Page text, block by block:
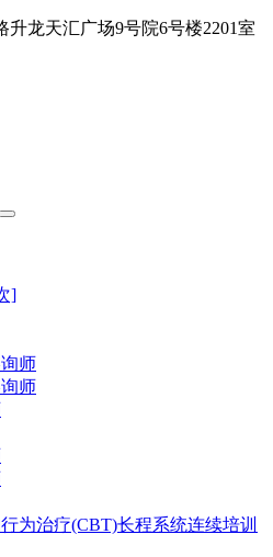
升龙天汇广场9号院6号楼2201室
]
师
师
为治疗(CBT)长程系统连续培训